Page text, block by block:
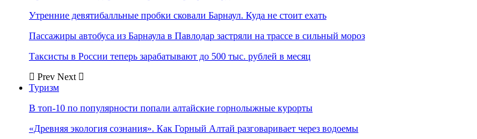
Утренние девятибалльные пробки сковали Барнаул. Куда не стоит ехать
Пассажиры автобуса из Барнаула в Павлодар застряли на трассе в сильный мороз
Таксисты в России теперь зарабатывают до 500 тыс. рублей в месяц
Prev Next
Туризм
В топ-10 по популярности попали алтайские горнолыжные курорты
«Древняя экология сознания». Как Горный Алтай разговаривает через водоемы